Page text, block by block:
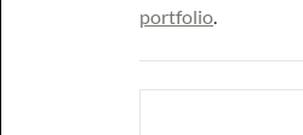
portfolio.